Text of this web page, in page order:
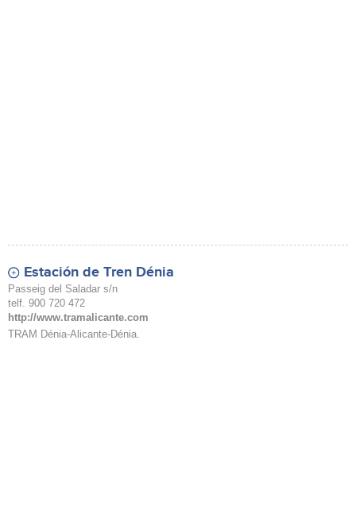
Estación de Tren Dénia
Passeig del Saladar s/n
telf. 900 720 472
http://www.tramalicante.com
TRAM Dénia-Alicante-Dénia.